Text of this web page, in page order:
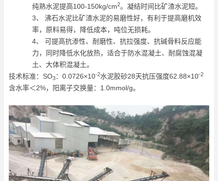
纯熟水泥提高100-150kg/cm2。凝结时间比矿渣水泥短。
3、 沸石水泥比矿渣水泥的易磨性好，有利于提高磨机效
率，原料易得，降低成本，吨位无损耗。
4、 可提高抗渗性、耐磨性、抗拉强度、抗碱骨料反应能
力，同时降低水化放热，适合于防水混凝土、耐腐蚀混凝
土、大体积混凝土。
技术标准：SO3：0.0726×10-2水泥胶砂28天抗压强度62.88×10-2
含水率＜2%，阳离子交换量：1.0mmol/g。